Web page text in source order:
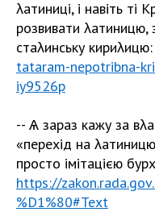
λатиниці, і навіть ті
розвивати
стаλинську кириλицю:
tataram-nepotribna-
iy9526p
-- Ѧ зараз кажу за
«перехід на
просто імітацією
https://
%D1%80#Text